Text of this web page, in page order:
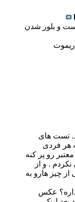
و بلور شدن
ریموت
تست های
هر فردی
رو پر کنه
عکاسی نکردم . و از
چیز هارو به
عکس